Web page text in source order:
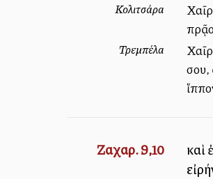
Κολιτσάρα
Τρεμπέλα
σου,
Ζαχαρ. 9,10
καὶ